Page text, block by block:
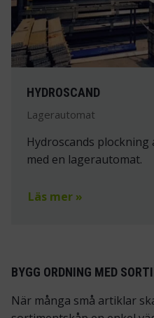
HYDROSCAND
Lagerautomat
Hydroscands
med en lagerautomat.
Läs mer »
BYGG ORDNING MED
När många små artiklar